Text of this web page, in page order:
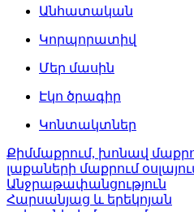
Անհատական
Կորպորատիվ
Մեր մասին
Էկո ծրագիր
Կոնտակտներ
Քիմմաքրում, խոնավ
լաքաների մաքրում
Անջրաթափանցություն
Հարսանյաց և երեկոյան